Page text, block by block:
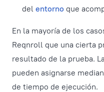
del entorno que
En la mayoría de los
Reqnroll que una cierta
resultado de la prueba.
pueden asignarse
de tiempo de ejecución.